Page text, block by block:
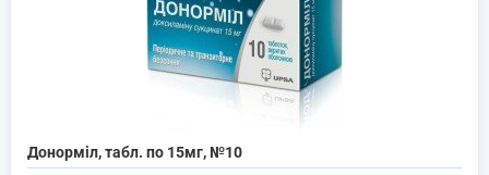
Донорміл, табл. по 15мг, №10